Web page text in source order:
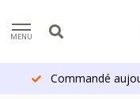
MENU
Commandé